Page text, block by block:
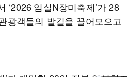
‘2026 임실N장미축제’가 28
광객들의 발길을 끌어모으고